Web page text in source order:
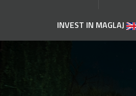
INVEST IN MAGLAJ